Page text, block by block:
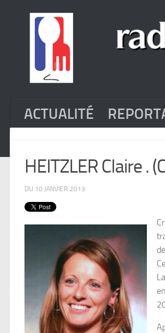
ACTUALITÉ
HEITZLER Claire .
DU 10 JANVIER 2013